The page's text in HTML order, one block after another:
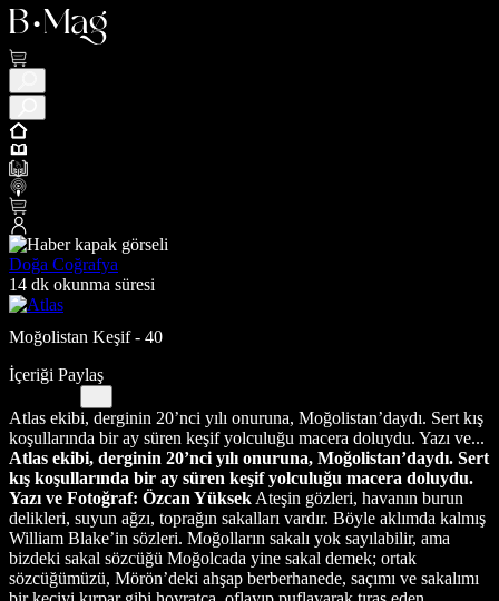
Doğa Coğrafya
14 dk okunma süresi
Moğolistan Keşif - 40
İçeriği Paylaş
Atlas ekibi, derginin 20’nci yılı onuruna, Moğolistan’daydı. Sert kış
koşullarında bir ay süren keşif yolculuğu macera doluydu. Yazı ve...
Atlas ekibi, derginin 20’nci yılı onuruna, Moğolistan’daydı. Sert
kış koşullarında bir ay süren keşif yolculuğu macera doluydu.
Yazı ve Fotoğraf: Özcan Yüksek Ateşin gözleri, havanın burun
delikleri, suyun ağzı, toprağın sakalları vardır. Böyle aklımda kalmış
William Blake’in sözleri. Moğolların sakalı yok sayılabilir, ama
bizdeki sakal sözcüğü Moğolcada yine sakal demek; ortak
sözcüğümüzü, Mörön’deki ahşap berberhanede, saçımı ve sakalımı